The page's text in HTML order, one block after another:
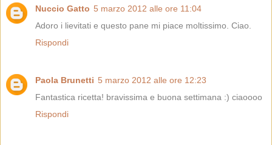
Nuccio Gatto 5 marzo 2012 alle ore 11:04
Adoro i lievitati e questo pane mi piace moltissimo. Ciao.
Rispondi
Paola Brunetti 5 marzo 2012 alle ore 12:23
Fantastica ricetta! bravissima e buona settimana :) ciaoooo
Rispondi